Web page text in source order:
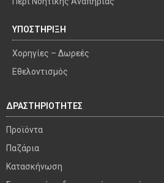
ΥΠΟΣΤΗΡΙΞΗ
Χορηγίες – Δωρεές
Εθελοντισμός
ΔΡΑΣΤΗΡΙΟΤΗΤΕΣ
Προϊόντα
Παζάρια
Κατασκήνωση